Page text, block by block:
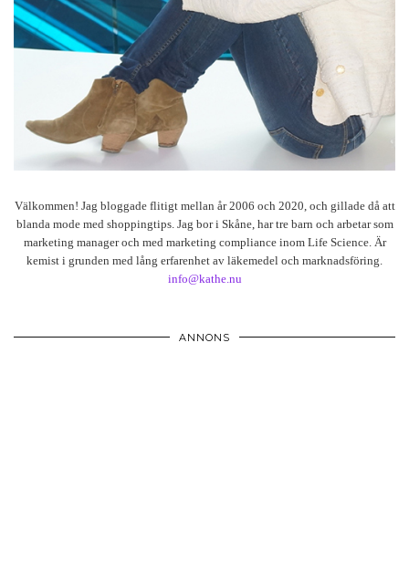
Välkommen! Jag bloggade flitigt mellan år 2006 och 2020, och gillade då att
blanda mode med shoppingtips. Jag bor i Skåne, har tre barn och arbetar som
marketing manager och med marketing compliance inom Life Science. Är
kemist i grunden med lång erfarenhet av läkemedel och marknadsföring.
info@kathe.nu
ANNONS